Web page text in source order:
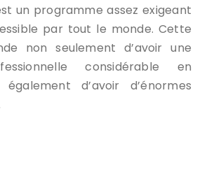
un programme assez exigeant
par tout le monde. Cette
non seulement d’avoir une
considérable en
d’avoir d’énormes